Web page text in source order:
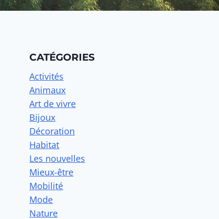
CATÉGORIES
Activités
Animaux
Art de vivre
Bijoux
Décoration
Habitat
Les nouvelles
Mieux-être
Mobilité
Mode
Nature